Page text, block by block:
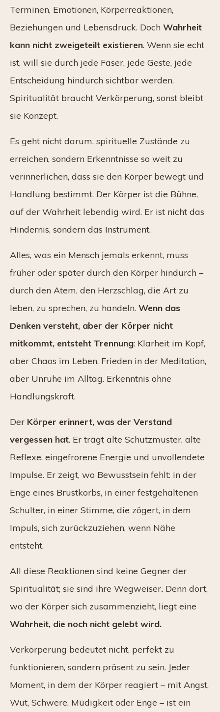
Terminen, Emotionen, Körperreaktionen,
Beziehungen und Lebensdruck. Doch Wahrheit
kann nicht zweigeteilt existieren. Wenn sie echt
ist, will sie durch jede Faser, jede Geste, jede
Entscheidung hindurch sichtbar werden.
Spiritualität braucht Verkörperung, sonst bleibt
sie Konzept.
Es geht nicht darum, spirituelle Zustände zu
erreichen, sondern Erkenntnisse so weit zu
verinnerlichen, dass sie den Körper bewegt und
Handlung bestimmt. Der Körper ist die Bühne,
auf der Wahrheit lebendig wird. Er ist nicht das
Hindernis, sondern das Instrument.
Alles, was ein Mensch jemals erkennt, muss
früher oder später durch den Körper hindurch –
durch den Atem, den Herzschlag, die Art zu
leben, zu sprechen, zu handeln. Wenn das
Denken versteht, aber der Körper nicht
mitkommt, entsteht Trennung: Klarheit im Kopf,
aber Chaos im Leben. Frieden in der Meditation,
aber Unruhe im Alltag. Erkenntnis ohne
Handlungskraft.
Der Körper erinnert, was der Verstand
vergessen hat. Er trägt alte Schutzmuster, alte
Reflexe, eingefrorene Energie und unvollendete
Impulse. Er zeigt, wo Bewusstsein fehlt: in der
Enge eines Brustkorbs, in einer festgehaltenen
Schulter, in einer Stimme, die zögert, in dem
Impuls, sich zurückzuziehen, wenn Nähe
entsteht.
All diese Reaktionen sind keine Gegner der
Spiritualität; sie sind ihre Wegweiser. Denn dort,
wo der Körper sich zusammenzieht, liegt eine
Wahrheit, die noch nicht gelebt wird.
Verkörperung bedeutet nicht, perfekt zu
funktionieren, sondern präsent zu sein. Jeder
Moment, in dem der Körper reagiert – mit Angst,
Wut, Schwere, Müdigkeit oder Enge – ist ein